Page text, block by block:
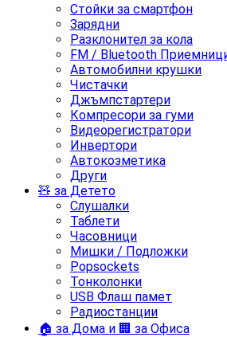
Стойки за смартфон
Зарядни
Разклонител за кола
FM / Bluetooth
Автомобилни крушки
Чистачки
Джъмпстартери
Компресори за гуми
Видеорегистратори
Инвертори
Автокозметика
Други
🧸 за Детето
Слушалки
Таблети
Часовници
Мишки / Подложки
Popsockets
Тонколонки
USB Флаш памет
Радиостанции
🏠 за Дома и 🏢 за Офиса